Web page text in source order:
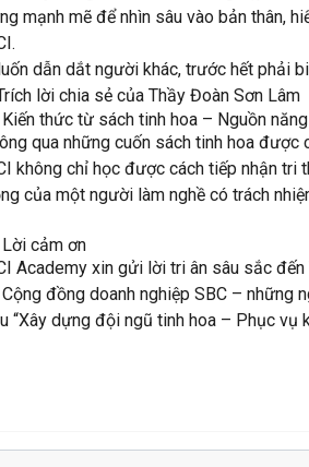
mạnh mẽ để nhìn sâu vào bản thân,
dẫn dắt người khác, trước hết phải
lời chia sẻ của Thầy Đoàn Sơn Lâm
thức từ sách tinh hoa – Nguồn
qua những cuốn sách tinh hoa được
không chỉ học được cách tiếp nhận tri
của một người làm nghề có trách
cảm ơn
Academy xin gửi lời tri ân sâu sắc đến
Cộng đồng doanh nghiệp SBC – những
“Xây dựng đội ngũ tinh hoa – Phục vụ